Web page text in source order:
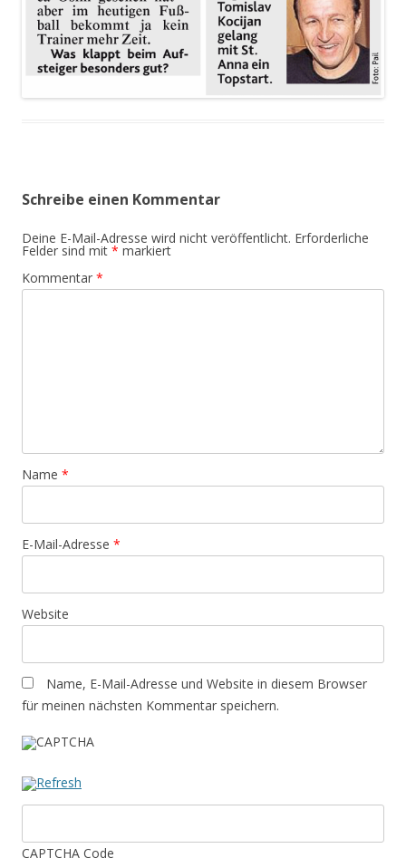
Schreibe einen Kommentar
Deine E-Mail-Adresse wird nicht veröffentlicht. Erforderliche
Felder sind mit * markiert
Kommentar *
Name *
E-Mail-Adresse *
Website
Name, E-Mail-Adresse und Website in diesem Browser
für meinen nächsten Kommentar speichern.
CAPTCHA Code